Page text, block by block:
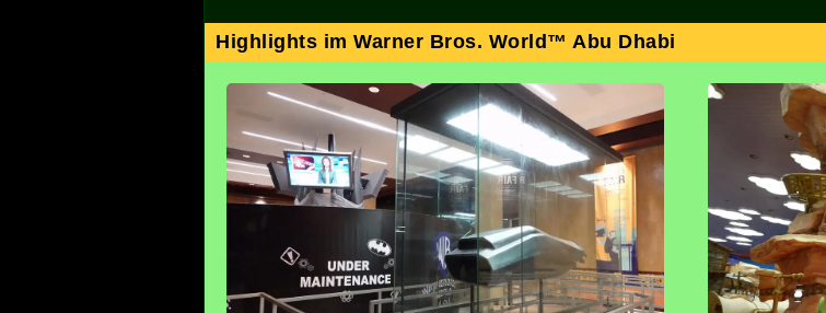
Highlights im Warner Bros. World™ Abu Dhabi